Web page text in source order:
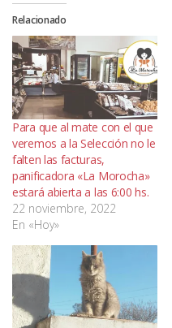
Relacionado
Para que al mate con el que
veremos a la Selección no le
falten las facturas,
panificadora «La Morocha»
estará abierta a las 6:00 hs.
22 noviembre, 2022
En «Hoy»